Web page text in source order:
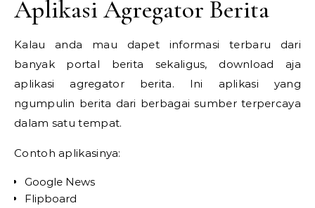
Aplikasi Agregator Berita
Kalau anda mau dapet informasi terbaru dari
banyak portal berita sekaligus, download aja
aplikasi agregator berita. Ini aplikasi yang
ngumpulin berita dari berbagai sumber terpercaya
dalam satu tempat.
Contoh aplikasinya:
Google News
Flipboard